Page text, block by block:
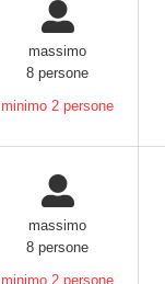
massimo
8 persone
minimo 2 persone
massimo
8 persone
minimo 2 persone